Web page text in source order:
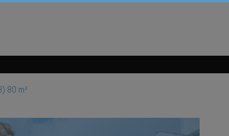
80 m²